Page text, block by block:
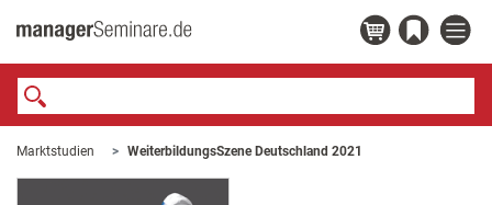
Marktstudien WeiterbildungsSzene Deutschland 2021